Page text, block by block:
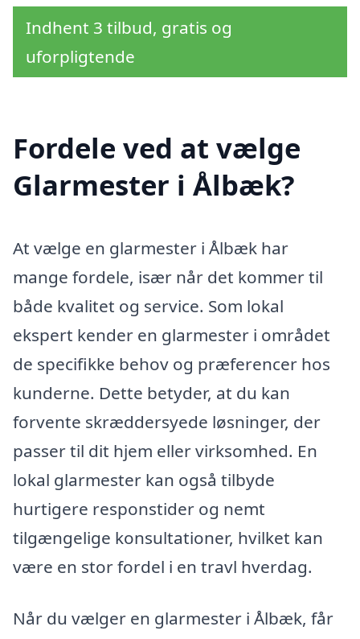
Indhent 3 tilbud, gratis og
uforpligtende
Fordele ved at vælge
Glarmester i Ålbæk?
At vælge en glarmester i Ålbæk har
mange fordele, især når det kommer til
både kvalitet og service. Som lokal
ekspert kender en glarmester i området
de specifikke behov og præferencer hos
kunderne. Dette betyder, at du kan
forvente skræddersyede løsninger, der
passer til dit hjem eller virksomhed. En
lokal glarmester kan også tilbyde
hurtigere responstider og nemt
tilgængelige konsultationer, hvilket kan
være en stor fordel i en travl hverdag.
Når du vælger en glarmester i Ålbæk, får